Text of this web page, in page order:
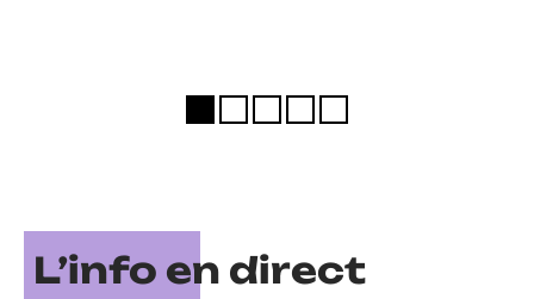
L’info en direct